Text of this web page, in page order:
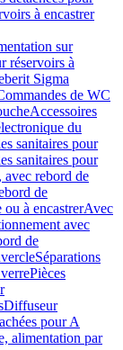
à encastrer
sur
réservoirs à
Sigma
de WC
Accessoires
du
sanitaires pour
sanitaires pour
rebord de
de
à encastrerAvec
avec
de
Séparations
Pièces
Diffuseur
pour A
alimentation par